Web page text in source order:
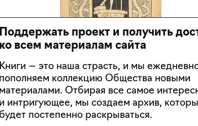
Поддержать проект и получить
ко всем материалам сайта
Книги — это наша страсть, и мы
пополняем коллекцию Общества новыми
материалами. Отбирая все самое
и интригующее, мы создаем архив,
будет постепенно раскрываться.